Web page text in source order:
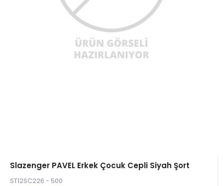
Slazenger PAVEL Erkek Çocuk Cepli Siyah Şort
ST12SC226 - 500